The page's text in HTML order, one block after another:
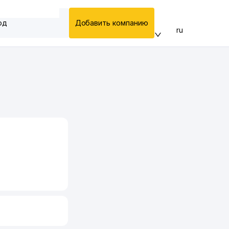
Добавить компанию
ru